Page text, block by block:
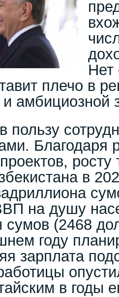
Нет
плечо в
и амбициозной
пользу
Благодаря
росту
в
на душу
(2468
году
зарплата
в годы